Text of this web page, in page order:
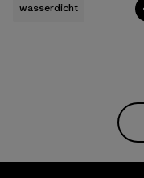
wasserdicht